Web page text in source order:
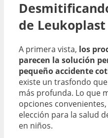
de Leukoplast
A primera vista, los
parecen la solución
pequeño accidente
existe un trasfondo
más profunda. Lo que
opciones
elección para la salud
en niños.